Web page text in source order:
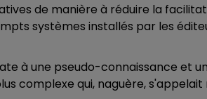
de manière à réduire la
systèmes installés par les
à une pseudo-connaissance et
complexe qui, naguère,